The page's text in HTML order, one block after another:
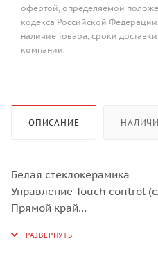
офертой, определяемой
кодекса Российской
наличие товара, сроки
компании.
ОПИСАНИЕ
Белая стеклокерамика
Управление Touch control
Прямой край
2 заны Multizone: